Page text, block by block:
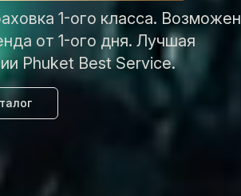
1-ого класса. Возможен
от 1-ого дня. Лучшая
Phuket Best Service.